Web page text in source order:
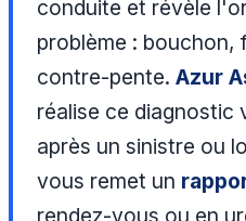
conduite et révèle
problème : bouchon,
contre-pente.Azur
réalise ce diagnostic
après un sinistre ou
vous remet un